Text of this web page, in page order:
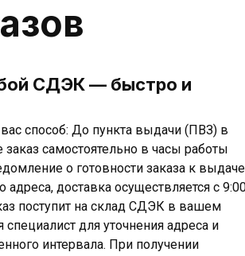
СДЭК — быстро и
способ: До пункта выдачи (ПВЗ) в
самостоятельно в часы работы
о готовности заказа к
адреса, доставка осуществляется с
поступит на склад СДЭК в вашем
специалист для уточнения адреса и
интервала. При получении